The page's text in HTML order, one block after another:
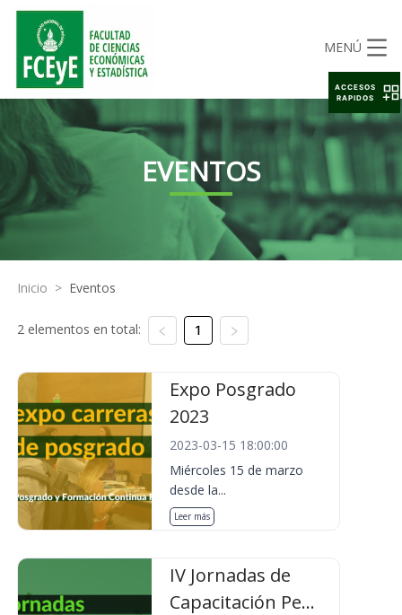
MENÚ
EVENTOS
Inicio > Eventos
2 elementos en total: 1
Expo Posgrado
2023
2023-03-15 18:00:00
Miércoles 15 de marzo
desde la...
Leer más
IV Jornadas de
Capacitación Pe...
ACCESOS
RAPIDOS